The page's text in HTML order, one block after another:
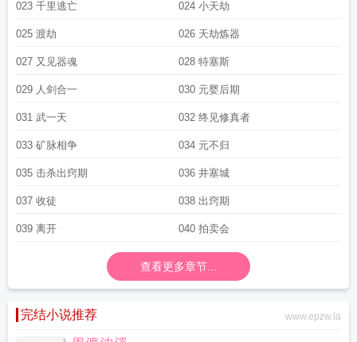
023 千里逃亡 024 小天劫
025 渡劫 026 天劫炼器
027 又见器魂 028 特塞斯
029 人剑合一 030 元婴后期
031 武一天 032 终见修真者
033 矿脉相争 034 元不归
035 击杀出窍期 036 井塞城
037 收徒 038 出窍期
039 离开 040 拍卖会
查看更多章节...
完结小说推荐 www.epzw.la